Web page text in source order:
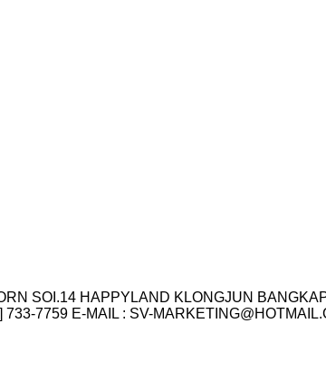
SOI.14 HAPPYLAND KLONGJUN
7759 E-MAIL : SV-